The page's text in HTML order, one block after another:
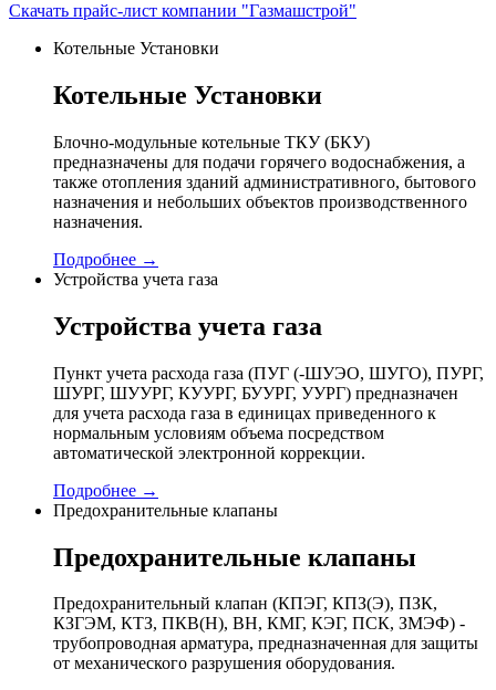
Скачать прайс-лист компании "Газмашстрой"
Котельные Установки
Котельные Установки
Блочно-модульные котельные ТКУ (БКУ)
предназначены для подачи горячего водоснабжения, а
также отопления зданий административного, бытового
назначения и небольших объектов производственного
назначения.
Подробнее →
Устройства учета газа
Устройства учета газа
Пункт учета расхода газа (ПУГ (-ШУЭО, ШУГО), ПУРГ,
ШУРГ, ШУУРГ, КУУРГ, БУУРГ, УУРГ) предназначен
для учета расхода газа в единицах приведенного к
нормальным условиям объема посредством
автоматической электронной коррекции.
Подробнее →
Предохранительные клапаны
Предохранительные клапаны
Предохранительный клапан (КПЭГ, КПЗ(Э), ПЗК,
КЗГЭМ, КТЗ, ПКВ(Н), ВН, КМГ, КЭГ, ПСК, ЗМЭФ) -
трубопроводная арматура, предназначенная для защиты
от механического разрушения оборудования.